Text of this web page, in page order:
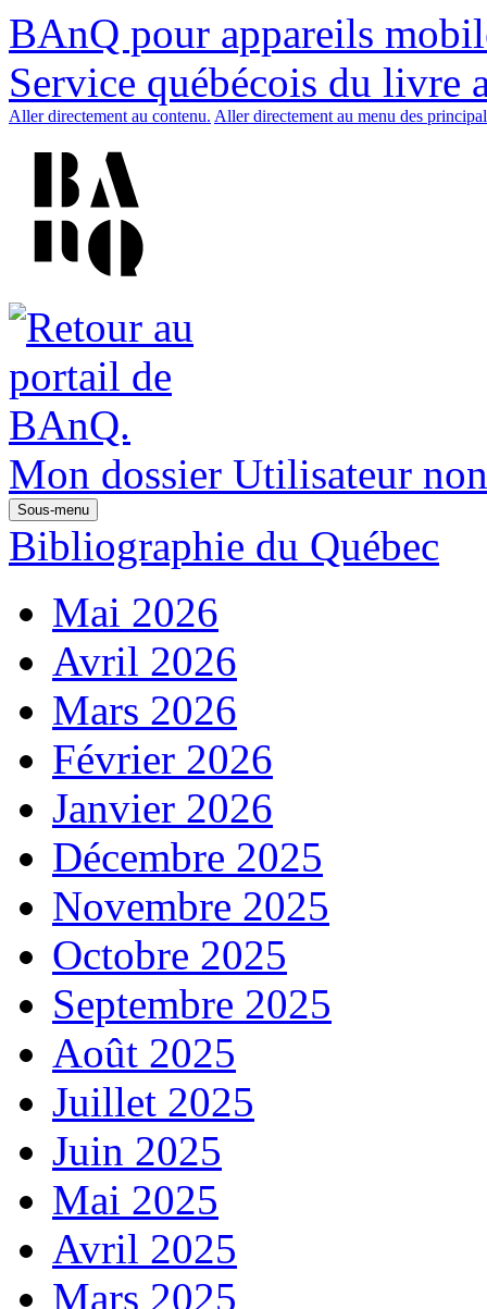
BAnQ pour appareils
Service québécois du livre
Aller directement au contenu. Aller directement au menu des
Mon dossier Utilisateur
Sous-menu
Bibliographie du Québec
Mai 2026
Avril 2026
Mars 2026
Février 2026
Janvier 2026
Décembre 2025
Novembre 2025
Octobre 2025
Septembre 2025
Août 2025
Juillet 2025
Juin 2025
Mai 2025
Avril 2025
Mars 2025